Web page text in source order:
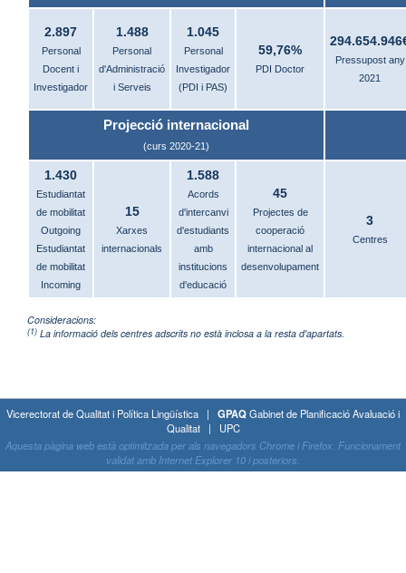
2.897
Personal
Docent i
Investigador
1.488
Personal
d'Administració
i Serveis
1.045
Personal
Investigador
(PDI i PAS)
59,76%
PDI Doctor
Pressupost any
2021
Projecció internacional
(curs 2020-21)
1.430
Estudiantat
de mobilitat
Outgoing
Estudiantat
de mobilitat
Incoming
15
Xarxes
internacionals
1.588
Acords
d'intercanvi
d'estudiants
amb
institucions
d'educació
45
Projectes de
cooperació
internacional al
desenvolupament
3
Centres
Consideracions:
(1) La informació dels centres adscrits no està inclosa a la resta d'apartats.
Vicerectorat de Qualitat i Política Lingüística | GPAQGabinet de Planificació Avaluació i
Qualitat | UPC
Aquesta pàgina web està optimitzada per als navegadors Chrome i Firefox. Funcionament
validat amb Internet Explorer 10 i posteriors.